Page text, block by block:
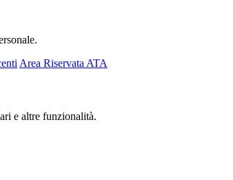
Area Riservata ATA
e altre funzionalità.